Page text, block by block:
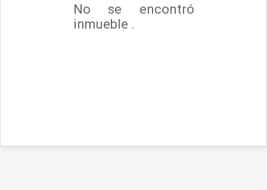
No se encontró
inmueble .